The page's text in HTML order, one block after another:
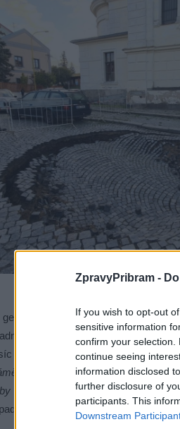
ZpravyPribram -
If you wish to opt-out
sensitive information
confirm your
continue seeing
information disclosed
further disclosure of
participants. This
Downstream
průzkum, který má
zásahy bude nutné provést.
korun bez DPH.„Je to proto, aby
nachází a na co se
bylo potřeba udělat, v jaké hloubce
problémům stejně nevyhnulo,